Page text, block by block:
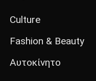
Culture
Fashion & Beauty
Αυτοκίνητο